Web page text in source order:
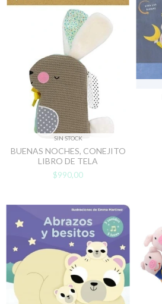
SIN STOCK
BUENAS NOCHES, CONEJITO
LIBRO DE TELA
$990,00